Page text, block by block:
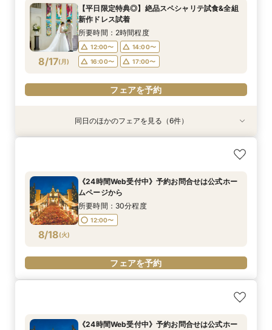
8/16(日)
9:00〜
12:00〜
15:00〜
16:00〜
8/16(日)
9:00〜
フェアを予約
8/16(日)
9:00〜
10:00〜
12:00〜
16:00〜
フェアを予約
8/16(日)
9:00〜
12:00〜
15:00〜
16:00〜
8/16(日)
9:00〜
12:00〜
15:00〜
16:00〜
8/16(日)
9:00〜
13:00〜
16:00〜
18:00〜
8/16(日)
メ♪お家でまるわかりフェア体験
所要時間：3時間程度
12:00〜
15:00〜
16:00〜
フェアを予約
8/16(日)
10:00〜
14:00〜
16:00〜
19:00〜
8/17(月)
【平日限定特典◎】絶品スペシャリテ試食&全組
新作ドレス試着
所要時間：2時間程度
12:00〜
14:00〜
16:00〜
17:00〜
フェアを予約
8/17(月)
12:00〜
衣装試着
8/17(月)
『結婚式をするか迷っているおふたりへ』なんで
12:00〜
16:00〜
17:00〜
衣装試着
8/17(月)
お子様と叶える★パパママ婚＆マタニティ安心相
12:00〜
16:00〜
17:00〜
特典あり
8/17(月)
【気軽に90分見学】効率よく短時間で見学&相談
12:00〜
16:00〜
17:00〜
衣装試着 特典あり
8/17(月)
【少人数・家族婚おすすめ*】おもてなし料理試
12:00〜
16:00〜
17:00〜
衣装試着
8/17(月)
【何もきまってなくてOK◎】常陸牛試食&初見学
12:00〜
16:00〜
17:00〜
同日のほかのフェアを見る（6件）
8/18(火)
《24時間Web受付中》予約お問合せは公式ホー
ムページから
所要時間：30分程度
12:00〜
フェアを予約
《24時間Web受付中》予約お問合せは公式ホー